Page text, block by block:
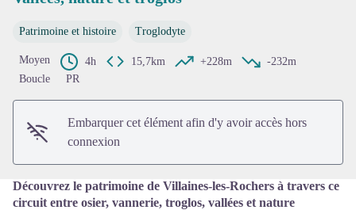
Voir l'image en plein écran
Patrimoine et histoire Troglodyte
Moyen 4h 15,7km +228m
-232m
Boucle
PR
Embarquer cet élément afin d'y avoir accès hors
connexion
Découvrez le patrimoine de Villaines-les-Rochers à travers ce
circuit entre osier, vannerie, troglos, vallées et nature